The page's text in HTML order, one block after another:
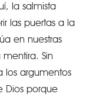
la salmista
las puertas a la
en nuestras
Sin
argumentos
Dios porque